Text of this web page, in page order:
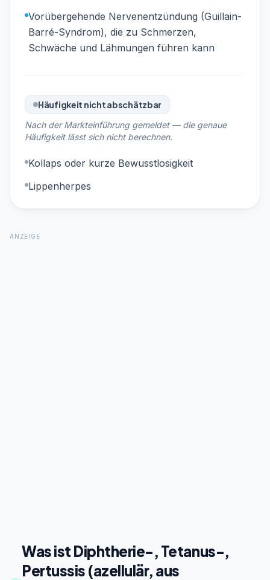
Vorübergehende Nervenentzündung (Guillain-
Barré-Syndrom), die zu Schmerzen,
Schwäche und Lähmungen führen kann
Häufigkeit nicht abschätzbar
Nach der Markteinführung gemeldet — die genaue
Häufigkeit lässt sich nicht berechnen.
Kollaps oder kurze Bewusstlosigkeit
Lippenherpes
ANZEIGE
Was ist Diphtherie-, Tetanus-,
Pertussis (azellulär, aus